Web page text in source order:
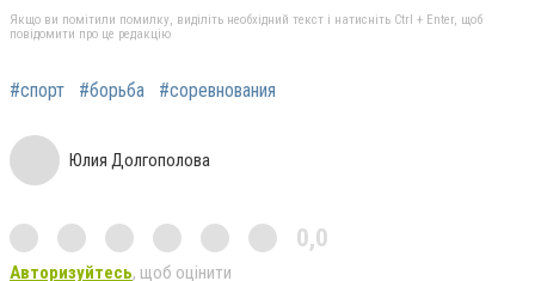
Якщо ви помітили помилку, виділіть необхідний текст і натисніть Ctrl + Enter, щоб
повідомити про це редакцію
#спорт #борьба #соревнования
Юлия Долгополова
0,0
Авторизуйтесь, щоб оцінити